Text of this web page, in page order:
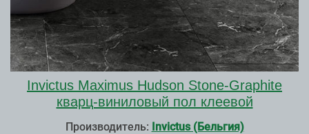
Invictus Maximus Hudson Stone-Graphite
кварц-виниловый пол клеевой
Производитель: Invictus (Бельгия)